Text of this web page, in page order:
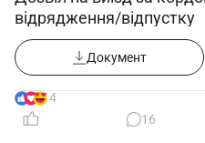
відрядження/відпустку
Документ
14
16